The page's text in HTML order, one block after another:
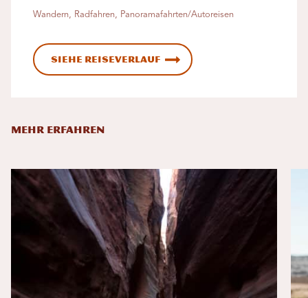
Wandern, Radfahren, Panoramafahrten/Autoreisen
Siehe Reiseverlauf
MEHR ERFAHREN